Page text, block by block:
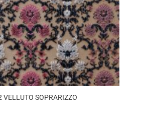
SOPRARIZZO